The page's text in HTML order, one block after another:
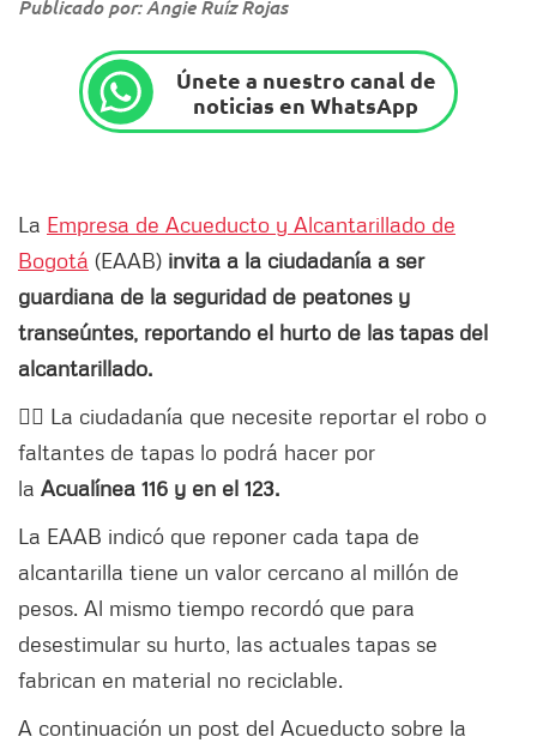
Publicado por: Angie Ruíz Rojas
Únete a nuestro canal de
noticias en WhatsApp
La Empresa de Acueducto y Alcantarillado de
Bogotá (EAAB) invita a la ciudadanía a ser
guardiana de la seguridad de peatones y
transeúntes, reportando el hurto de las tapas del
alcantarillado.
👉🏻 La ciudadanía que necesite reportar el robo o
faltantes de tapas lo podrá hacer por
la Acualínea 116 y en el 123.
La EAAB indicó que reponer cada tapa de
alcantarilla tiene un valor cercano al millón de
pesos. Al mismo tiempo recordó que para
desestimular su hurto, las actuales tapas se
fabrican en material no reciclable.
A continuación un post del Acueducto sobre la